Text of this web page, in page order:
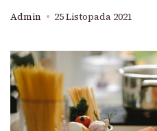
Admin 25 Listopada 2021